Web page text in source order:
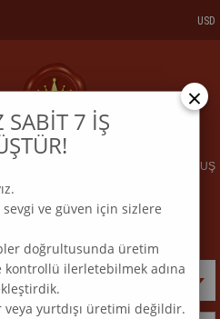
BİZE ULAŞIN
PAINTING TURKEY & KURULUŞ
2015
EMAİL:info@marcelsanat.com
USD
×
SABİT 7 İŞ
ve güven için sizlere
doğrultusunda üretim
ilerletebilmek adına
yurtdışı üretimi değildir.